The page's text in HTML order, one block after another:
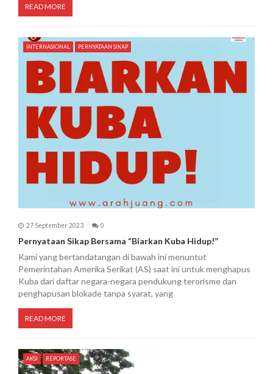
READ MORE
INTERNASIONAL PERNYATAAN SIKAP
27 September 2023 0
Pernyataan Sikap Bersama “Biarkan Kuba Hidup!”
Kami yang bertandatangan di bawah ini menuntut
Pemerintahan Amerika Serikat (AS) saat ini untuk menghapus
Kuba dari daftar negara-negara pendukung terorisme dan
penghapusan blokade tanpa syarat, yang
READ MORE
AKSI REPORTASE